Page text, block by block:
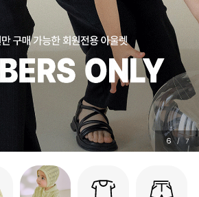
7 / 7